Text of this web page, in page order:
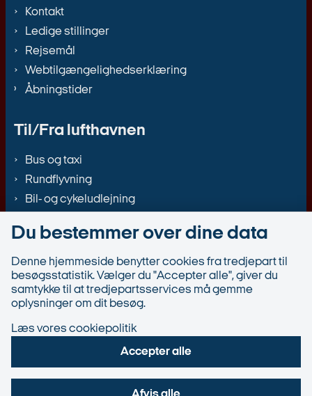
Kontakt
Ledige stillinger
Rejsemål
Webtilgængelighedserklæring
Åbningstider
Til/Fra lufthavnen
Bus og taxi
Rundflyvning
Bil- og cykeludlejning
Du bestemmer over dine data
Denne hjemmeside benytter cookies fra tredjepart til
besøgsstatistik. Vælger du "Accepter alle", giver du
samtykke til at tredjepartsservices må gemme
oplysninger om dit besøg.
Læs vores cookiepolitik
Accepter alle